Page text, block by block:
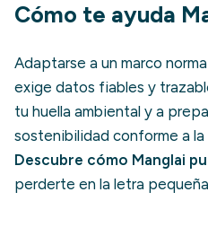
Cómo te ayuda
Adaptarse a un marco
exige datos fiables y
tu huella ambiental y a
sostenibilidad conforme a
Descubre cómo Manglai
perderte en la letra